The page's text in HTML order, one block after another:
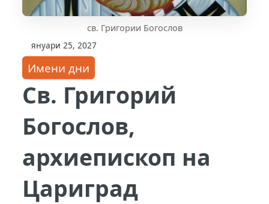
св. Григории Богослов
януари 25, 2027
Имени дни
Св. Григорий
Богослов,
архиепископ на
Цариград